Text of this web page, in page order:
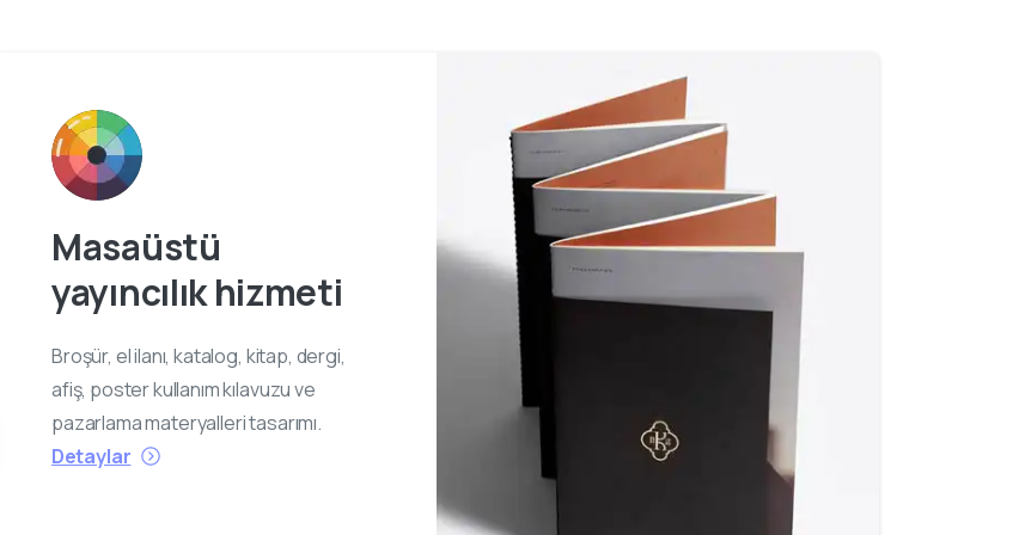
Masaüstü
yayıncılık hizmeti
Broşür, el ilanı, katalog, kitap, dergi,
afiş, poster kullanım kılavuzu ve
pazarlama materyalleri tasarımı.
Detaylar